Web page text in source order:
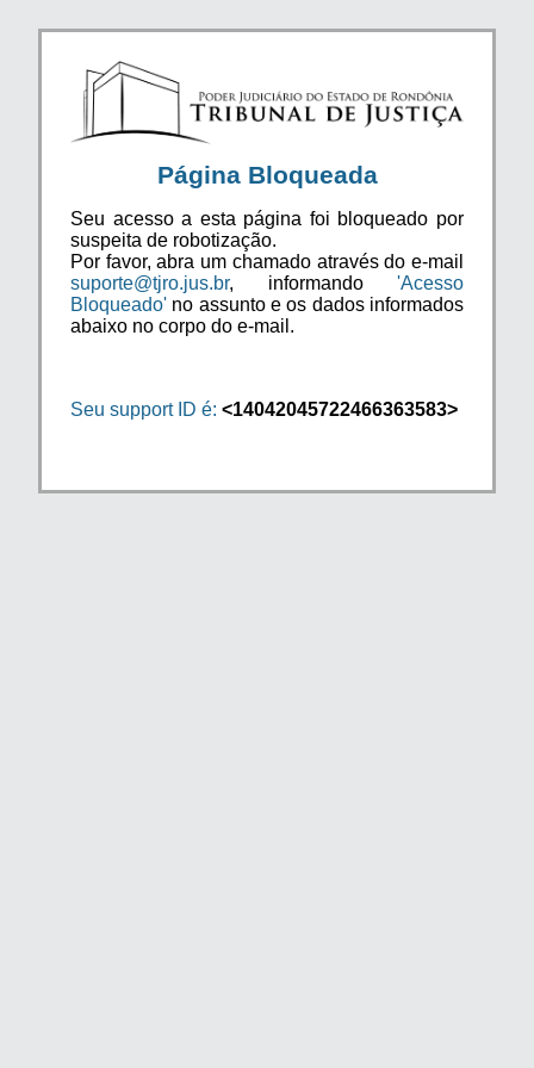
Página Bloqueada
Seu acesso a esta página foi bloqueado por
suspeita de robotização.
Por favor, abra um chamado através do e-mail
suporte@tjro.jus.br, informando 'Acesso
Bloqueado' no assunto e os dados informados
abaixo no corpo do e-mail.
Seu support ID é: <14042045722466363583>